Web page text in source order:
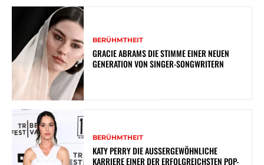
BERÜHMTHEIT
GRACIE ABRAMS DIE STIMME EINER NEUEN
GENERATION VON SINGER-SONGWRITERN
BERÜHMTHEIT
KATY PERRY DIE AUSSERGEWÖHNLICHE K
ARRIERE EINER DER ERFOLGREICHSTEN POP-I